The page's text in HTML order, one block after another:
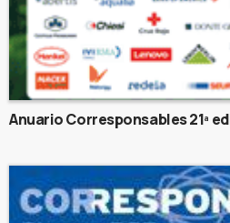
Anuario Corresponsables 21ª